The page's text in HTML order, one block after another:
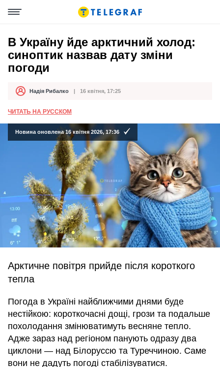
В Україну йде арктичний холод:
синоптик назвав дату зміни
погоди
АвторНадія Рибалко
Дата публікації 16 квітня, 17:25
ЧИТАТЬ НА РУССКОМ
Новина оновлена 16 квітня 2026, 17:36
Арктичне повітря прийде після короткого
тепла
Погода в Україні найближчими днями буде
нестійкою: короткочасні дощі, грози та подальше
похолодання змінюватимуть весняне тепло.
Адже зараз над регіоном панують одразу два
циклони — над Білоруссю та Туреччиною. Саме
вони не дадуть погоді стабілізуватися.